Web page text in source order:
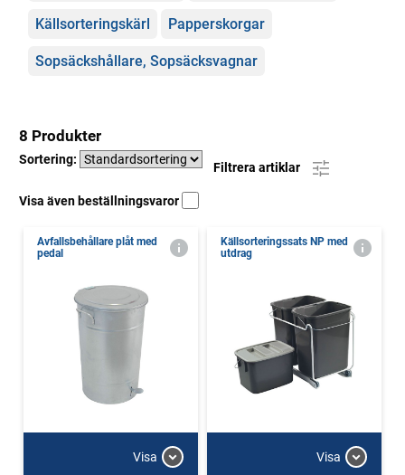
Källsorteringskärl Papperskorgar
Sopsäckshållare, Sopsäcksvagnar
8 Produkter
Sortering:
Filtrera artiklar
Visa även beställningsvaror
Avfallsbehållare plåt med
pedal
Visa
Källsorteringssats NP med
utdrag
Visa